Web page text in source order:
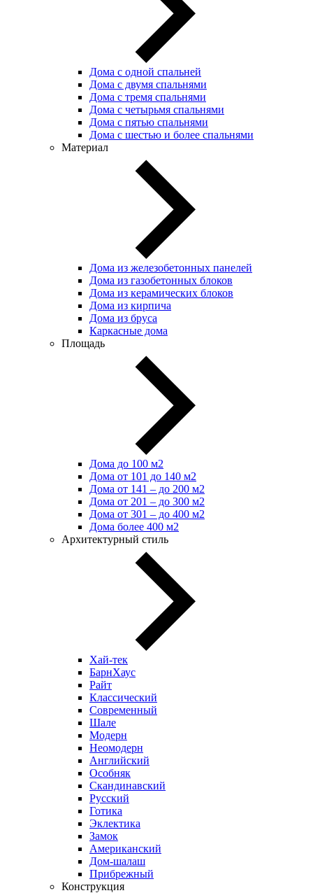
Дома с одной спальней
Дома с двумя спальнями
Дома с тремя спальнями
Дома с четырьмя спальнями
Дома с пятью спальнями
Дома с шестью и более спальнями
Материал
Дома из железобетонных панелей
Дома из газобетонных блоков
Дома из керамических блоков
Дома из кирпича
Дома из бруса
Каркасные дома
Площадь
Дома до 100 м2
Дома от 101 до 140 м2
Дома от 141 – до 200 м2
Дома от 201 – до 300 м2
Дома от 301 – до 400 м2
Дома более 400 м2
Архитектурный стиль
Хай-тек
БарнХаус
Райт
Классический
Современный
Шале
Модерн
Неомодерн
Английский
Особняк
Скандинавский
Русский
Готика
Эклектика
Замок
Американский
Дом-шалаш
Прибрежный
Конструкция